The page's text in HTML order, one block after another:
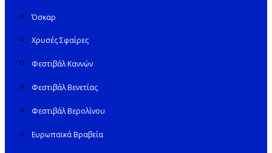
Όσκαρ
Χρυσές Σφαίρες
Φεστιβάλ Καννών
Φεστιβάλ Βενετίας
Φεστιβάλ Βερολίνου
Ευρωπαϊκά Βραβεία